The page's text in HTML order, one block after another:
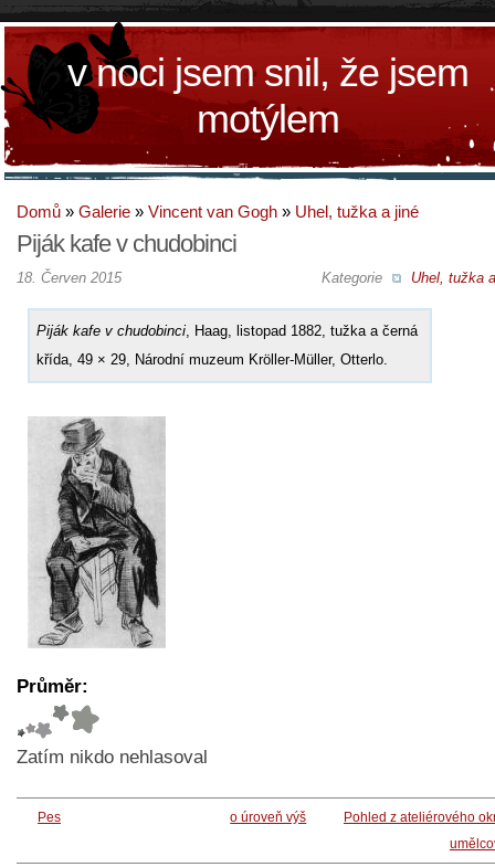
v noci jsem snil, že jsem
motýlem
Domů » Galerie » Vincent van Gogh » Uhel, tužka a jiné
Piják kafe v chudobinci
Kategorie Uhel, tužka
18. Červen 2015
Piják kafe v chudobinci , Haag, listopad 1882, tužka a černá
křída, 49 × 29, Národní muzeum Kröller-Müller, Otterlo.
Průměr:
Zatím nikdo nehlasoval
Pes o úroveň výš
Pohled z ateliérového